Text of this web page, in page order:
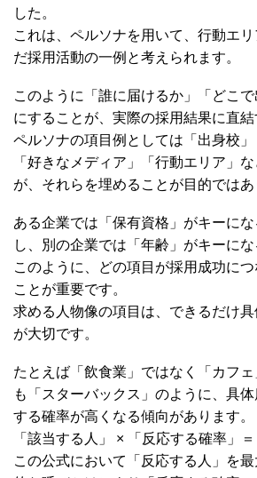
した。
これは、ペルソナを用いて、行動エ
だ採用活動の一例と考えられます。
このように「誰に届けるか」「どこ
にすることが、実際の採用結果に直結
ペルソナの項目例としては「出身校」
「好きなメディア」「行動エリア」
が、それらを埋めることが目的ではあ
ある企業では「保有資格」がキーに
し、別の企業では「年齢」がキーにな
このように、どの項目が採用成功に
ことが重要です。
求める人物像の項目は、できるだけ
が大切です。
たとえば「飲食業」ではなく「カフ
も「スターバックス」のように、具
する確率が高くなる傾向があります。
「該当する人」 × 「反応する確率」＝
この公式において「反応する人」を